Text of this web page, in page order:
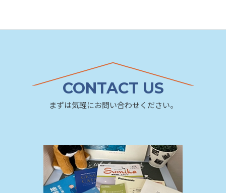
CONTACT US
まずは気軽にお問い合わせください。